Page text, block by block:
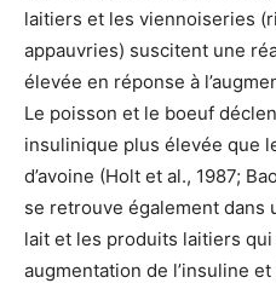
laitiers et les viennoiseries
appauvries) suscitent une
élevée en réponse à
Le poisson et le boeuf
insulinique plus élevée que
d’avoine (Holt et al., 1987;
se retrouve également dans
lait et les produits laitiers
augmentation de l’insuline